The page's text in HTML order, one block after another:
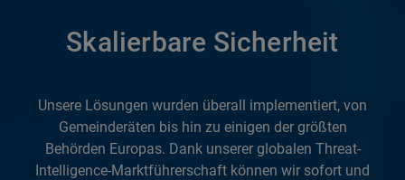
Skalierbare Sicherheit
Unsere Lösungen wurden überall implementiert, von
Gemeinderäten bis hin zu einigen der größten
Behörden Europas. Dank unserer globalen Threat-
Intelligence-Marktführerschaft können wir sofort und